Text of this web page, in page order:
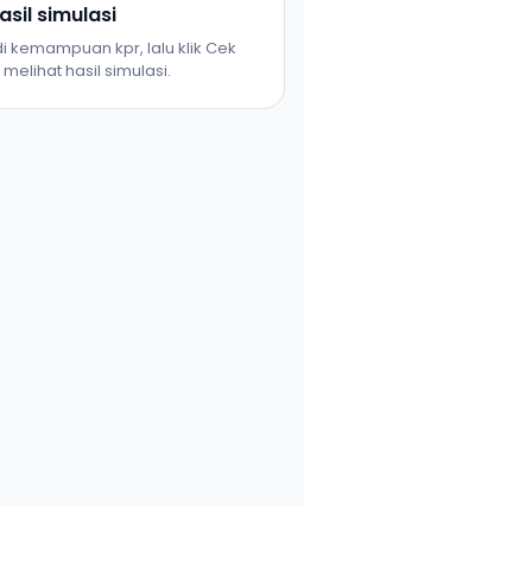
simulasi
kemampuan kpr, lalu klik Cek
hasil simulasi.